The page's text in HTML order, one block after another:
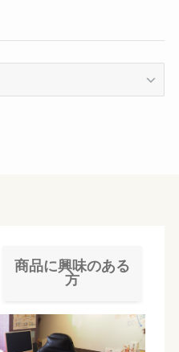
商品に興味のある
方